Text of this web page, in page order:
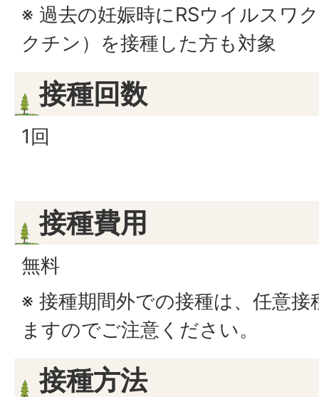
※ 過去の妊娠時にRSウイルスワ
クチン）を接種した方も対象
接種回数
1回
接種費用
無料
※ 接種期間外での接種は、任意
ますのでご注意ください。
接種方法